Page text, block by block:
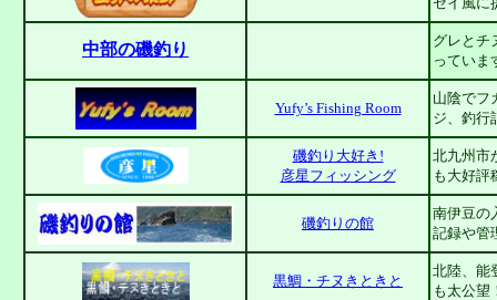
中部の磯釣り
グレとチ
っていま
Yufy’s Fishing Room
山陰でフ
ジ、釣行
磯釣り大好き!
彦星フィッシング
北九州市
も大好評
磯釣りの館
南伊豆の
記録や管
黒鯛・チヌきときと
北陸、能
も太公望